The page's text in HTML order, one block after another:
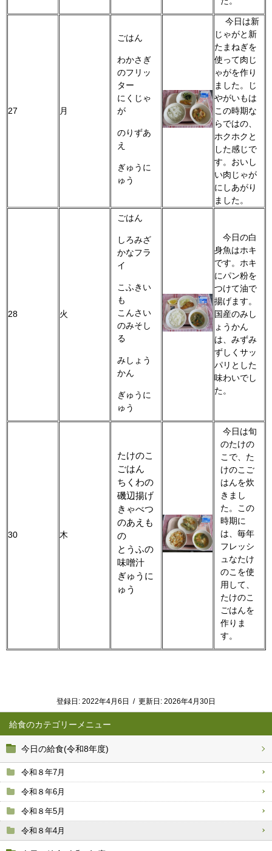
給食
今日の給食(令和8年度)
令和８年7月
令和８年6月
令和８年5月
令和８年4月
27 月
ごはん
わかさぎ
のフリッ
ター
にくじゃ
が
のりずあ
え
ぎゅうに
ゅう
今日は新
じゃがと新
たまねぎを
使って肉じ
ゃがを作り
ました。じ
やがいもは
この時期な
らではの、
ホクホクと
した感じで
す。おいし
い肉じゃが
にしあがり
ました。
28 火
ごはん
しろみざ
かなフラ
イ
こふきい
も
こんさい
のみそし
る
みしょう
かん
ぎゅうに
ゅう
今日の白
身魚はホキ
です。ホキ
にパン粉を
つけて油で
揚げます。
国産のみし
ょうかん
は、みずみ
ずしくサッ
パリとした
味わいでし
た。
30 木
たけのこ
ごはん
ちくわの
磯辺揚げ
きゃべつ
のあえも
の
とうふの
味噌汁
ぎゅうに
ゅう
今日は旬
のたけの
こで、た
けのこご
はんを炊
きまし
た。この
時期に
は、毎年
フレッシ
ュなたけ
のこを使
用して、
たけのこ
ごはんを
作りま
す。
登録日: 2022年4月6日 / 更新日: 2026年4月30日